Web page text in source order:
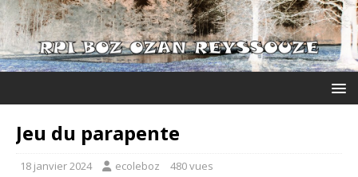
Jeu du parapente
18 janvier 2024 ecoleboz 480 vues